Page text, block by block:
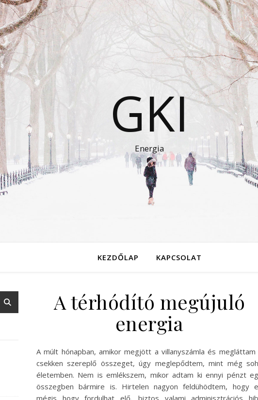
GKI
Energia
KEZDŐLAP KAPCSOLAT
A térhódító megújuló
energia
A múlt hónapban, amikor megjött a villanyszámla és megláttam
csekken szereplő összeget, úgy meglepődtem, mint még
életemben. Nem is emlékszem, mikor adtam ki ennyi pénzt
összegben bármire is. Hirtelen nagyon feldühödtem, hogy
mégis hogy fordulhat elő, biztos valami adminisztrációs